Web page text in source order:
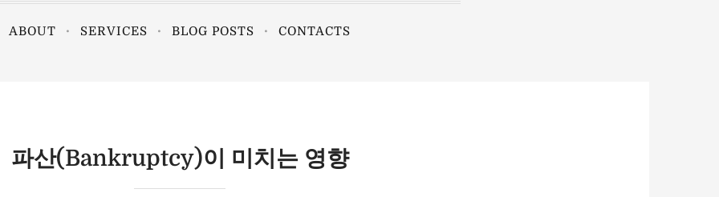
ABOUT SERVICES BLOG POSTS CONTACTS
파산(Bankruptcy)이 미치는 영향